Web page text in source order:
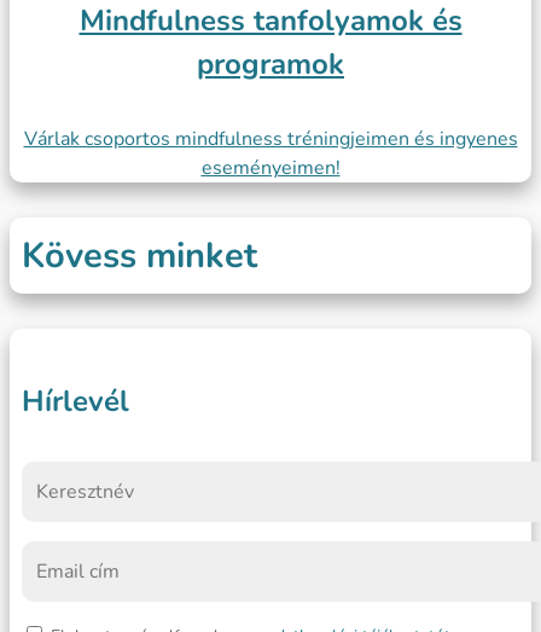
Mindfulness tanfolyamok és
programok
Várlak csoportos mindfulness tréningjeimen és ingyenes
eseményeimen!
Kövess minket
Hírlevél